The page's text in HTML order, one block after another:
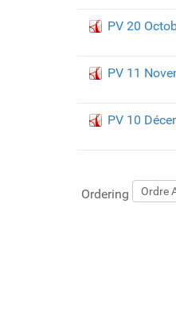
PV 20
PV 11
PV 10
Ordering